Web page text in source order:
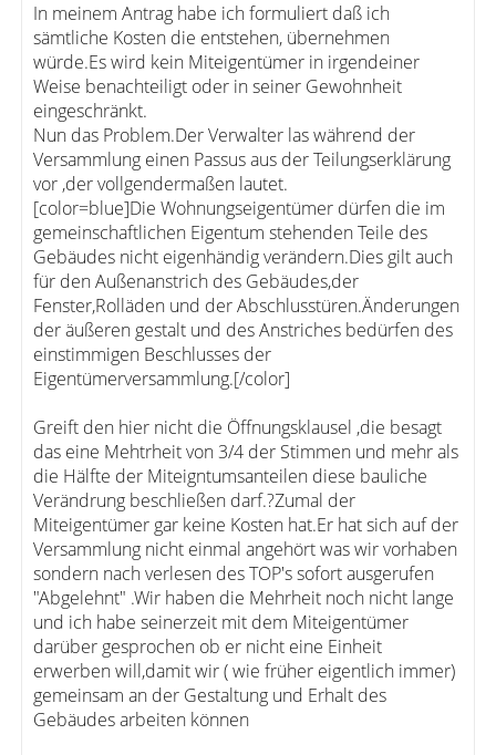
In meinem Antrag habe ich formuliert daß ich
sämtliche Kosten die entstehen, übernehmen
würde.Es wird kein Miteigentümer in irgendeiner
Weise benachteiligt oder in seiner Gewohnheit
eingeschränkt.
Nun das Problem.Der Verwalter las während der
Versammlung einen Passus aus der Teilungserklärung
vor ,der vollgendermaßen lautet.
[color=blue]Die Wohnungseigentümer dürfen die im
gemeinschaftlichen Eigentum stehenden Teile des
Gebäudes nicht eigenhändig verändern.Dies gilt auch
für den Außenanstrich des Gebäudes,der
Fenster,Rolläden und der Abschlusstüren.Änderungen
der äußeren gestalt und des Anstriches bedürfen des
einstimmigen Beschlusses der
Eigentümerversammlung.[/color]
Greift den hier nicht die Öffnungsklausel ,die besagt
das eine Mehtrheit von 3/4 der Stimmen und mehr als
die Hälfte der Miteigntumsanteilen diese bauliche
Verändrung beschließen darf.?Zumal der
Miteigentümer gar keine Kosten hat.Er hat sich auf der
Versammlung nicht einmal angehört was wir vorhaben
sondern nach verlesen des TOP's sofort ausgerufen
"Abgelehnt" .Wir haben die Mehrheit noch nicht lange
und ich habe seinerzeit mit dem Miteigentümer
darüber gesprochen ob er nicht eine Einheit
erwerben will,damit wir ( wie früher eigentlich immer)
gemeinsam an der Gestaltung und Erhalt des
Gebäudes arbeiten können